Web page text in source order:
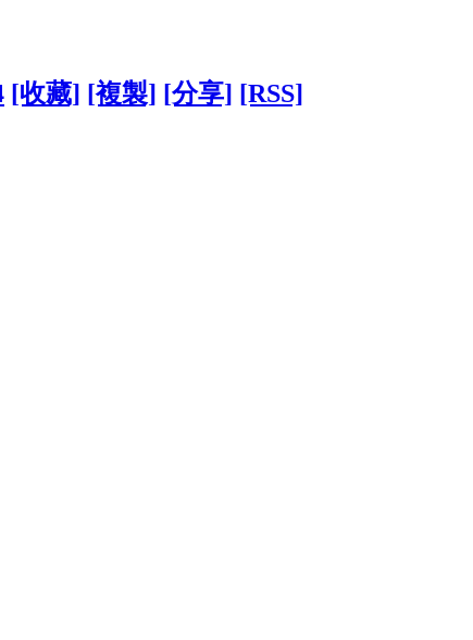
[收藏] [複製] [分享] [RSS]